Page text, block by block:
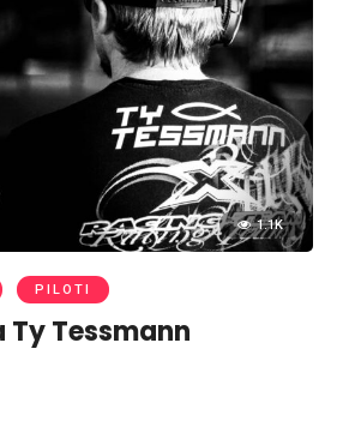
1.1K
PILOTI
Ty Tessmann